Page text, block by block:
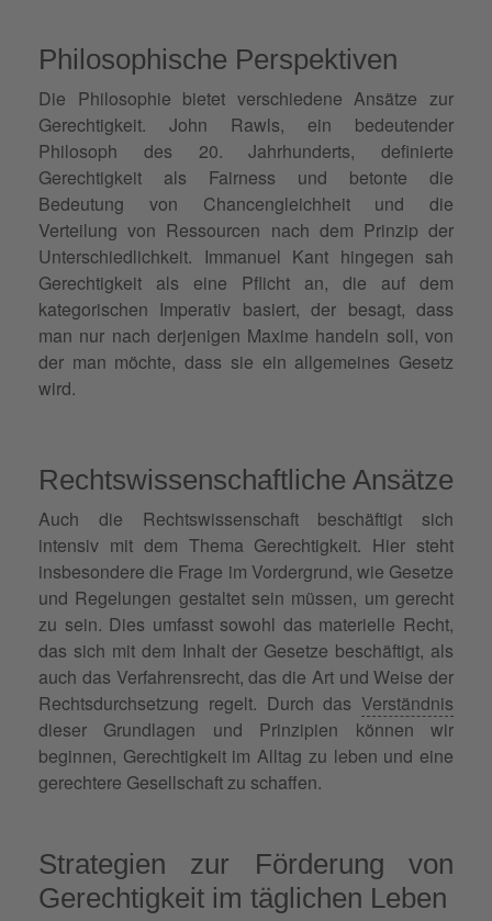
Philosophische Perspektiven
Die Philosophie bietet verschiedene Ansätze zur
Gerechtigkeit. John Rawls, ein bedeutender
Philosoph des 20. Jahrhunderts, definierte
Gerechtigkeit als Fairness und betonte die
Bedeutung von Chancengleichheit und die
Verteilung von Ressourcen nach dem Prinzip der
Unterschiedlichkeit. Immanuel Kant hingegen sah
Gerechtigkeit als eine Pflicht an, die auf dem
kategorischen Imperativ basiert, der besagt, dass
man nur nach derjenigen Maxime handeln soll, von
der man möchte, dass sie ein allgemeines Gesetz
wird.
Rechtswissenschaftliche Ansätze
Auch die Rechtswissenschaft beschäftigt sich
intensiv mit dem Thema Gerechtigkeit. Hier steht
insbesondere die Frage im Vordergrund, wie Gesetze
und Regelungen gestaltet sein müssen, um gerecht
zu sein. Dies umfasst sowohl das materielle Recht,
das sich mit dem Inhalt der Gesetze beschäftigt, als
auch das Verfahrensrecht, das die Art und Weise der
Rechtsdurchsetzung regelt. Durch das Verständnis
dieser Grundlagen und Prinzipien können wir
beginnen, Gerechtigkeit im Alltag zu leben und eine
gerechtere Gesellschaft zu schaffen.
Strategien zur Förderung von
Gerechtigkeit im täglichen Leben